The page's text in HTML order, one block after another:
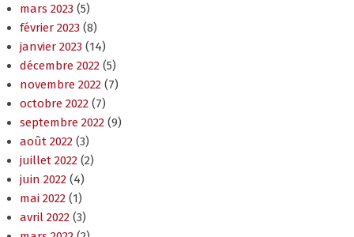
mars 2023 (5)
février 2023 (8)
janvier 2023 (14)
décembre 2022 (5)
novembre 2022 (7)
octobre 2022 (7)
septembre 2022 (9)
août 2022 (3)
juillet 2022 (2)
juin 2022 (4)
mai 2022 (1)
avril 2022 (3)